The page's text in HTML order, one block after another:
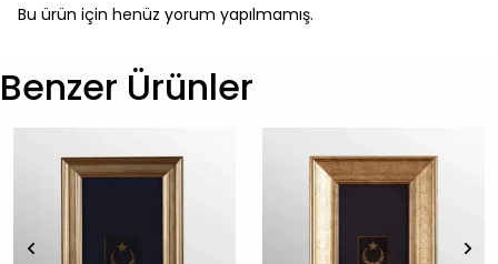
Bu ürün için henüz yorum yapılmamış.
Benzer Ürünler